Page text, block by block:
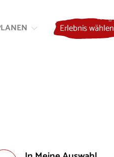
Erlebnis wählen